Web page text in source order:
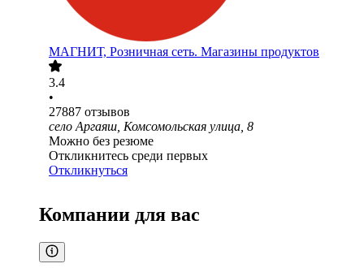
МАГНИТ, Розничная сеть. Магазины продуктов
3.4
•
27887 отзывов
село Аргаяш, Комсомольская улица, 8
Можно без резюме
Откликнитесь среди первых
Откликнуться
Компании для вас